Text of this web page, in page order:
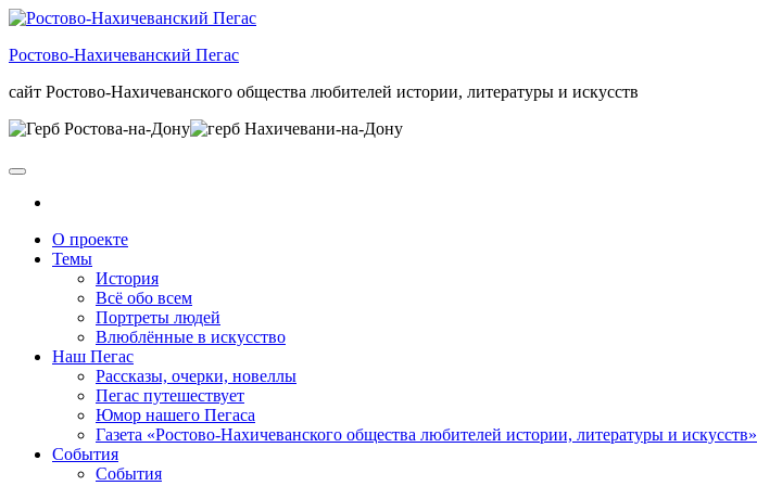
Skip
the
Ростово-Нахичеванский Пегас
сайт Ростово-Нахичеванского общества любителей истории, литературы и искусств
О проекте
Темы
История
Всё обо всем
Портреты людей
Влюблённые в искусство
Наш Пегас
Рассказы, очерки, новеллы
Пегас путешествует
Юмор нашего Пегаса
Газета «Ростово-Нахичеванского общества любителей истории, литературы и искусств»
События
События